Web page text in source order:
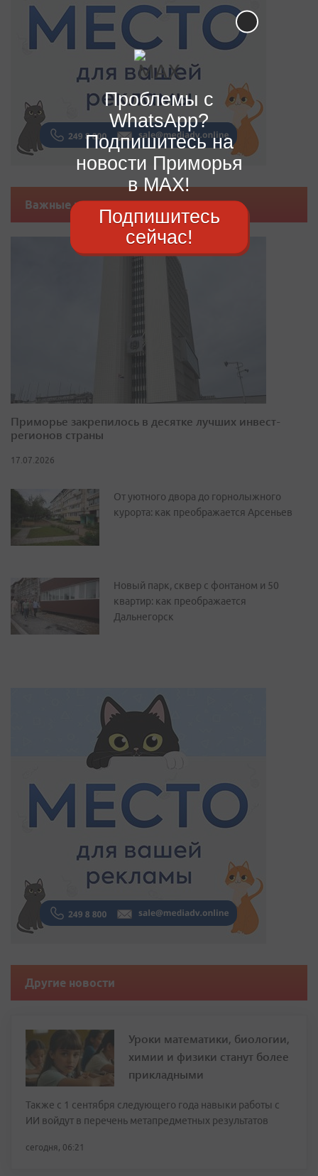
Важные новости
Приморье закрепилось в десятке лучших инвест-
регионов страны
17.07.2026
От уютного двора до горнолыжного
курорта: как преображается Арсеньев
Новый парк, сквер с фонтаном и 50
квартир: как преображается
Дальнегорск
Другие новости
Уроки математики, биологии,
химии и физики станут более
прикладными
Также с 1 сентября следующего года навыки работы с
ИИ войдут в перечень метапредметных результатов
сегодня, 06:21
Проблемы с
WhatsApp?
Подпишитесь на
новости Приморья
в MAX!
Подпишитесь
сейчас!